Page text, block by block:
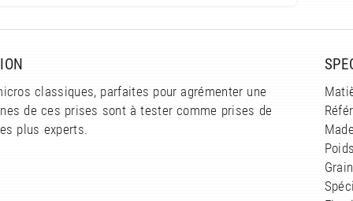
classiques, parfaites pour agrémenter une
de ces prises sont à tester comme prises de
plus experts.